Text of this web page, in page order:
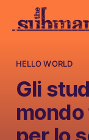
HELLO WORLD
Gli